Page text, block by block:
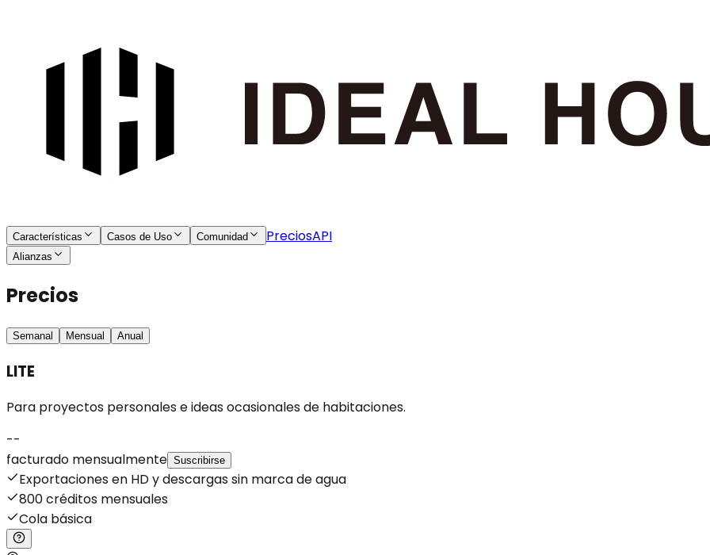
Características Casos de Uso Comunidad PreciosAPI
Alianzas
Precios
Semanal Mensual Anual
LITE
Para proyectos personales e ideas ocasionales de habitaciones.
--
facturado mensualmente Suscribirse
Exportaciones en HD y descargas sin marca de agua
800 créditos mensuales
Cola básica